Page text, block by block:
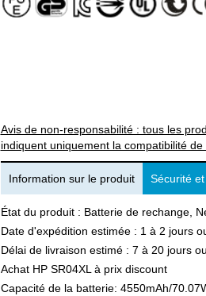
Avis de non-responsabilité : tous les
indiquent uniquement la compatibilité
Information sur le produit Sécurité
État du produit : Batterie de rechange,
Date d'expédition estimée : 1 à 2 jours
Délai de livraison estimé : 7 à 20 jours
Achat HP SR04XL à prix discount
Capacité de la batterie: 4550mAh/